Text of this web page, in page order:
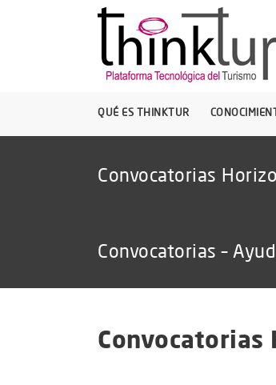
QUÉ ES THINKTUR
Convocatorias
Convocatorias –